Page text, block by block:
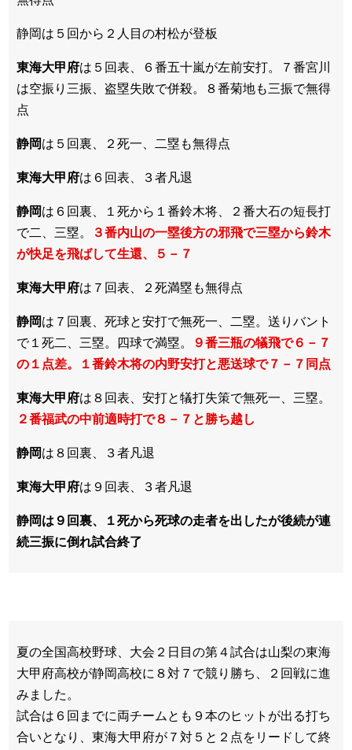
静岡は５回から２人目の村松が登板
東海大甲府は５回表、６番五十嵐が左前安打。７番宮川
は空振り三振、盗塁失敗で併殺。８番菊地も三振で無得
点
静岡は５回裏、２死一、二塁も無得点
東海大甲府は６回表、３者凡退
静岡は６回裏、１死から１番鈴木将、２番大石の短長打
で二、三塁。
３番内山の一塁後方の邪飛で三塁から鈴木
が快足を飛ばして生還、５－７
東海大甲府は７回表、２死満塁も無得点
静岡は７回裏、死球と安打で無死一、二塁。送りバント
で１死二、三塁。四球で満塁。
９番三瓶の犠飛で６－７
の１点差。１番鈴木将の内野安打と悪送球で７－７同点
東海大甲府は８回表、安打と犠打失策で無死一、三塁。
２番福武の中前適時打で８－７と勝ち越し
静岡は８回裏、３者凡退
東海大甲府は９回表、３者凡退
静岡は９回裏、１死から死球の走者を出したが後続が連
続三振に倒れ試合終了
夏の全国高校野球、大会２日目の第４試合は山梨の東海
大甲府高校が静岡高校に８対７で競り勝ち、２回戦に進
みました。
試合は６回までに両チームとも９本のヒットが出る打ち
合いとなり、東海大甲府が７対５と２点をリードして終